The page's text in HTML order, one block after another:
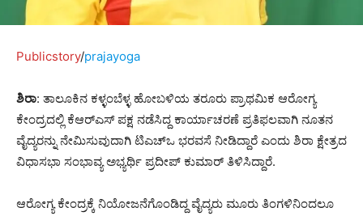
Publicstory/prajayoga
ಶಿರಾ: ತಾಲೂಕಿನ ಕಳ್ಳಂಬೆಳ್ಳ ಹೋಬಳಿಯ ತರೂರು ಪ್ರಾಥಮಿಕ ಆರೋಗ್ಯ
ಕೇಂದ್ರದಲ್ಲಿ ಕೆಆರ್‌ಎಸ್ ಪಕ್ಷ ನಡೆಸಿದ್ದ ಕಾರ್ಯಾಚರಣೆ ಪ್ರತಿಫಲವಾಗಿ ನೂತನ
ವೈದ್ಯರನ್ನು ನೇಮಿಸುವುದಾಗಿ ಟಿಎಚ್ಒ ಭರವಸೆ ನೀಡಿದ್ದಾರೆ ಎಂದು ಶಿರಾ ಕ್ಷೇತ್ರದ
ವಿಧಾಸಭಾ ಸಂಭಾವ್ಯ ಅಭ್ಯರ್ಥಿ ಪ್ರದೀಪ್ ಕುಮಾರ್ ತಿಳಿಸಿದ್ದಾರೆ.
ಆರೋಗ್ಯ ಕೇಂದ್ರಕ್ಕೆ ನಿಯೋಜನೆಗೊಂಡಿದ್ದ ವೈದ್ಯರು ಮೂರು ತಿಂಗಳಿನಿಂದಲೂ